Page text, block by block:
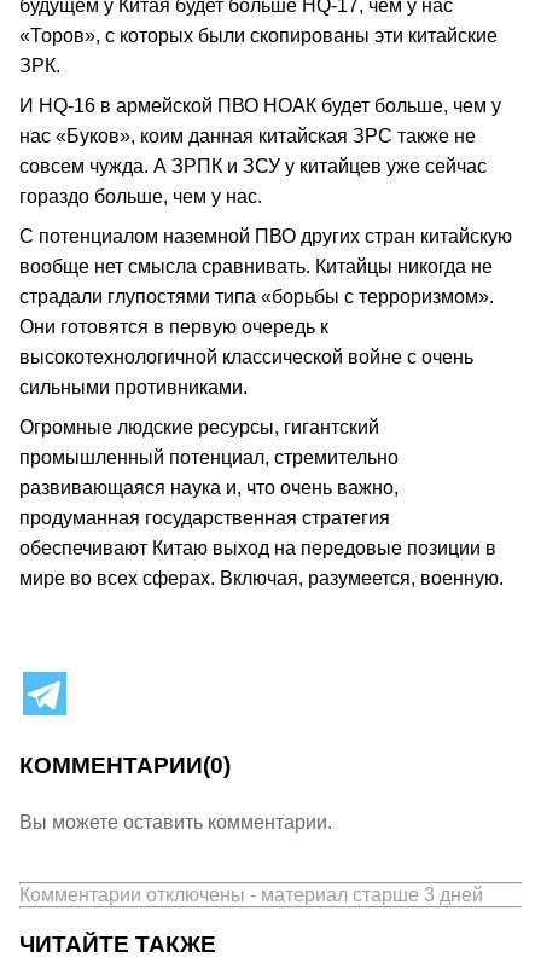
будущем у Китая будет больше HQ-17, чем у нас
«Торов», с которых были скопированы эти китайские
ЗРК.
И HQ-16 в армейской ПВО НОАК будет больше, чем у
нас «Буков», коим данная китайская ЗРС также не
совсем чужда. А ЗРПК и ЗСУ у китайцев уже сейчас
гораздо больше, чем у нас.
С потенциалом наземной ПВО других стран китайскую
вообще нет смысла сравнивать. Китайцы никогда не
страдали глупостями типа «борьбы с терроризмом».
Они готовятся в первую очередь к
высокотехнологичной классической войне с очень
сильными противниками.
Огромные людские ресурсы, гигантский
промышленный потенциал, стремительно
развивающаяся наука и, что очень важно,
продуманная государственная стратегия
обеспечивают Китаю выход на передовые позиции в
мире во всех сферах. Включая, разумеется, военную.
КОММЕНТАРИИ(0)
Вы можете оставить комментарии.
Комментарии отключены - материал старше 3 дней
ЧИТАЙТЕ ТАКЖЕ